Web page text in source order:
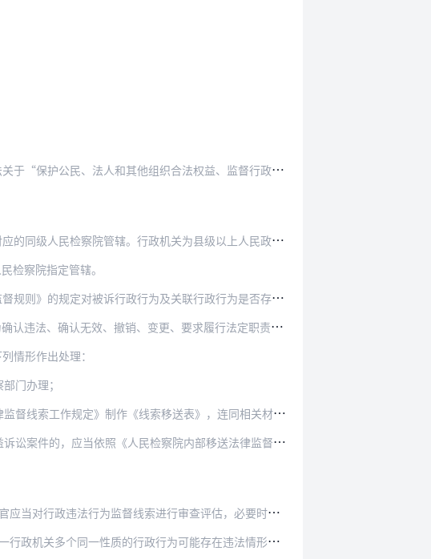
和其他组织合法权益、监督行政机关依法行使职权”的目的和任…
辖。行政机关为县级以上人民政府，由上一级人民检察院管辖更…
检察院指定管辖。
行政行为及关联行政行为是否存在违法情形进行调查核实，在审…
人
民检察院对行政裁判结果监督案件决定提出抗诉或者再审检察建议，要求人民法院对被诉行政行为确认违法、确认无效、撤销、变更、要求履行法定职责或给付义务的，不再针对被…
情形作出处理：
门办理；
《线索移送表》，连同相关材料，经行政检察部门负责人审批后…
人民检察院内部移送法律监督线索工作规定》向本院案件管理部…
督线索进行审查评估，必要时可以进行初步调查，在一个月内提…
的行政行为可能存在违法情形的，应当作为一个案件受理。在提…